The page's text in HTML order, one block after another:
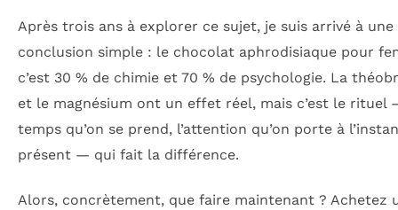
Après trois ans à explorer ce sujet, je suis arrivé à une
conclusion simple : le chocolat aphrodisiaque pour
c’est 30 % de chimie et 70 % de psychologie. La
et le magnésium ont un effet réel, mais c’est le rituel
temps qu’on se prend, l’attention qu’on porte à
présent — qui fait la différence.
Alors, concrètement, que faire maintenant ? Achetez